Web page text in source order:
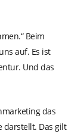
Beim
auf. Es ist
Und das
das
darstellt. Das gilt